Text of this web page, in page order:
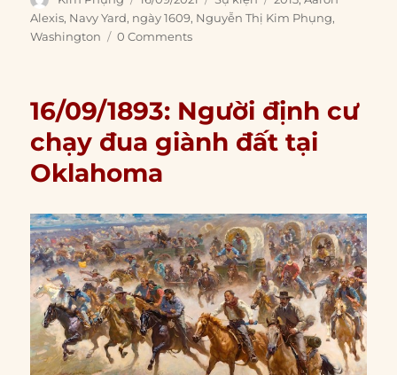
on
Alexis, Navy Yard, ngày 1609, Nguyễn Thị Kim Phụng,
Washington
0 Comments
16/09/1893: Người định cư
chạy đua giành đất tại
Oklahoma